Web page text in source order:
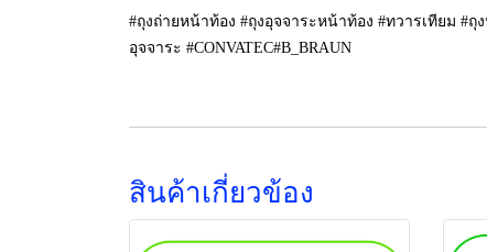
#ถุงถ่ายหน้าท้อง #ถุงอุจจาระหน้าท้อง #ทวารเทียม #ถุ
อุจจาระ #CONVATEC#B_BRAUN
สินค้าเกี่ยวข้อง